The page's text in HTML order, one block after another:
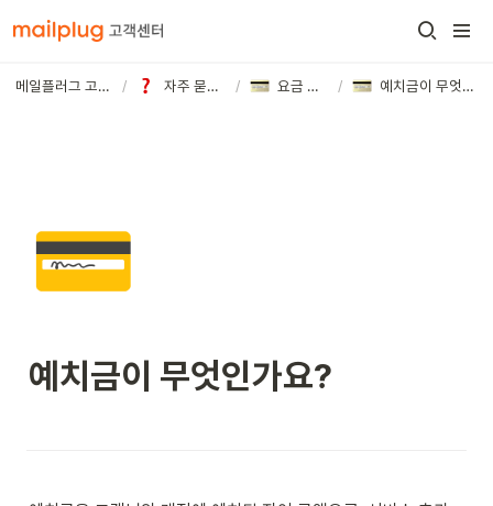
메일플러그 고객센터 / 자주 묻는 질문 / 요금 및 결제 / 예치금이 무엇인가요?
💳
예치금이 무엇인가요?